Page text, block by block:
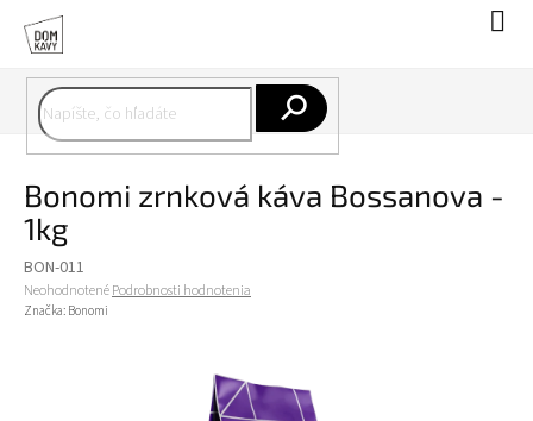
obsah
Bonomi zrnková káva Bossanova -
1kg
BON-011
Priemerné
hodnotenie
NeohodnotenéPodrobnosti hodnotenia
Značka: Bonomi